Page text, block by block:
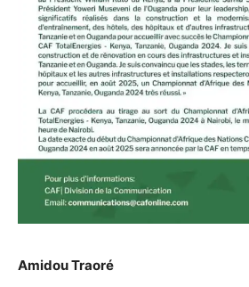
Amidou Traoré